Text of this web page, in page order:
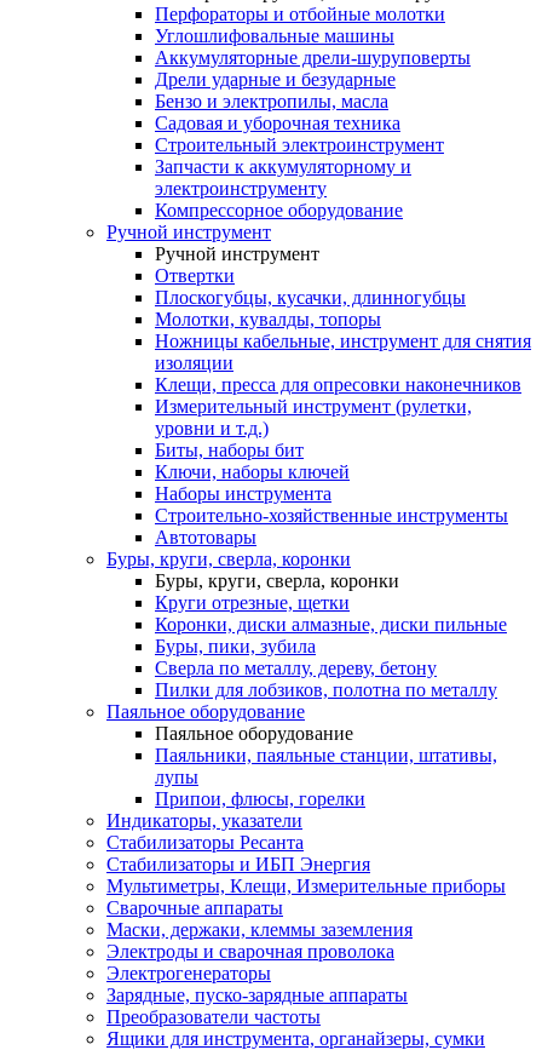
Перфораторы и отбойные молотки
Углошлифовальные машины
Аккумуляторные дрели-шуруповерты
Дрели ударные и безударные
Бензо и электропилы, масла
Садовая и уборочная техника
Строительный электроинструмент
Запчасти к аккумуляторному и
электроинструменту
Компрессорное оборудование
Ручной инструмент
Ручной инструмент
Отвертки
Плоскогубцы, кусачки, длинногубцы
Молотки, кувалды, топоры
Ножницы кабельные, инструмент для снятия
изоляции
Клещи, пресса для опресовки наконечников
Измерительный инструмент (рулетки,
уровни и т.д.)
Биты, наборы бит
Ключи, наборы ключей
Наборы инструмента
Строительно-хозяйственные инструменты
Автотовары
Буры, круги, сверла, коронки
Буры, круги, сверла, коронки
Круги отрезные, щетки
Коронки, диски алмазные, диски пильные
Буры, пики, зубила
Сверла по металлу, дереву, бетону
Пилки для лобзиков, полотна по металлу
Паяльное оборудование
Паяльное оборудование
Паяльники, паяльные станции, штативы,
лупы
Припои, флюсы, горелки
Индикаторы, указатели
Стабилизаторы Ресанта
Стабилизаторы и ИБП Энергия
Мультиметры, Клещи, Измерительные приборы
Сварочные аппараты
Маски, держаки, клеммы заземления
Электроды и сварочная проволока
Электрогенераторы
Зарядные, пуско-зарядные аппараты
Преобразователи частоты
Ящики для инструмента, органайзеры, сумки